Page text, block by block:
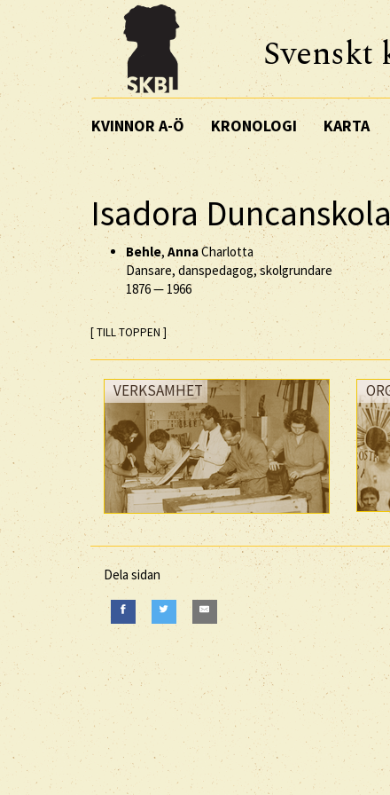
KVINNOR A-Ö KRONOLOGI KARTA
Isadora
Behle, AnnaCharlotta
Dansare, danspedagog, skolgrundare
1876— 1966
[ TILL TOPPEN ]
VERKSAMHET
Dela sidan